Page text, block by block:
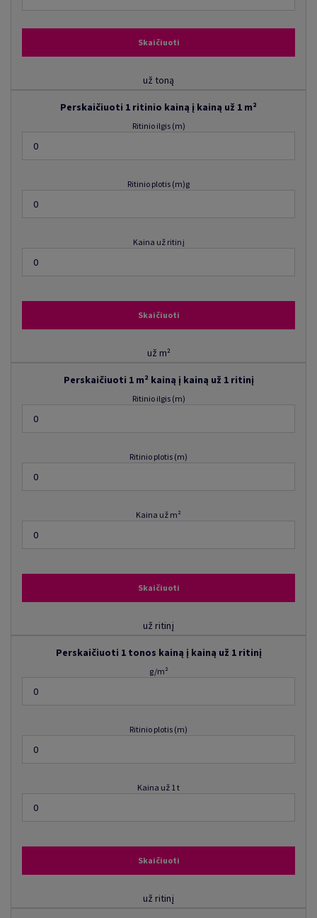
Skaičiuoti
už toną
Perskaičiuoti 1 ritinio kainą į kainą už 1 m²
Ritinio ilgis (m)
Ritinio plotis (m)g
Kaina už ritinį
Skaičiuoti
už m²
Perskaičiuoti 1 m² kainą į kainą už 1 ritinį
Ritinio ilgis (m)
Ritinio plotis (m)
Kaina už m²
Skaičiuoti
už ritinį
Perskaičiuoti 1 tonos kainą į kainą už 1 ritinį
g/m²
Ritinio plotis (m)
Kaina už 1 t
Skaičiuoti
už ritinį